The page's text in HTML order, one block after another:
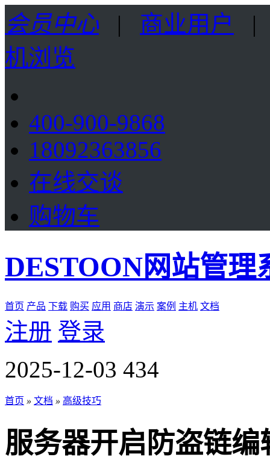
会员中心 | 商业用户
机浏览
400-900-9868
18092363856
在线交谈
购物车
DESTOON网站管理
首页 产品 下载 购买 应用 商店 演示 案例 主机 文档
注册 登录
2025-12-03 434
首页 » 文档 » 高级技巧
服务器开启防盗链